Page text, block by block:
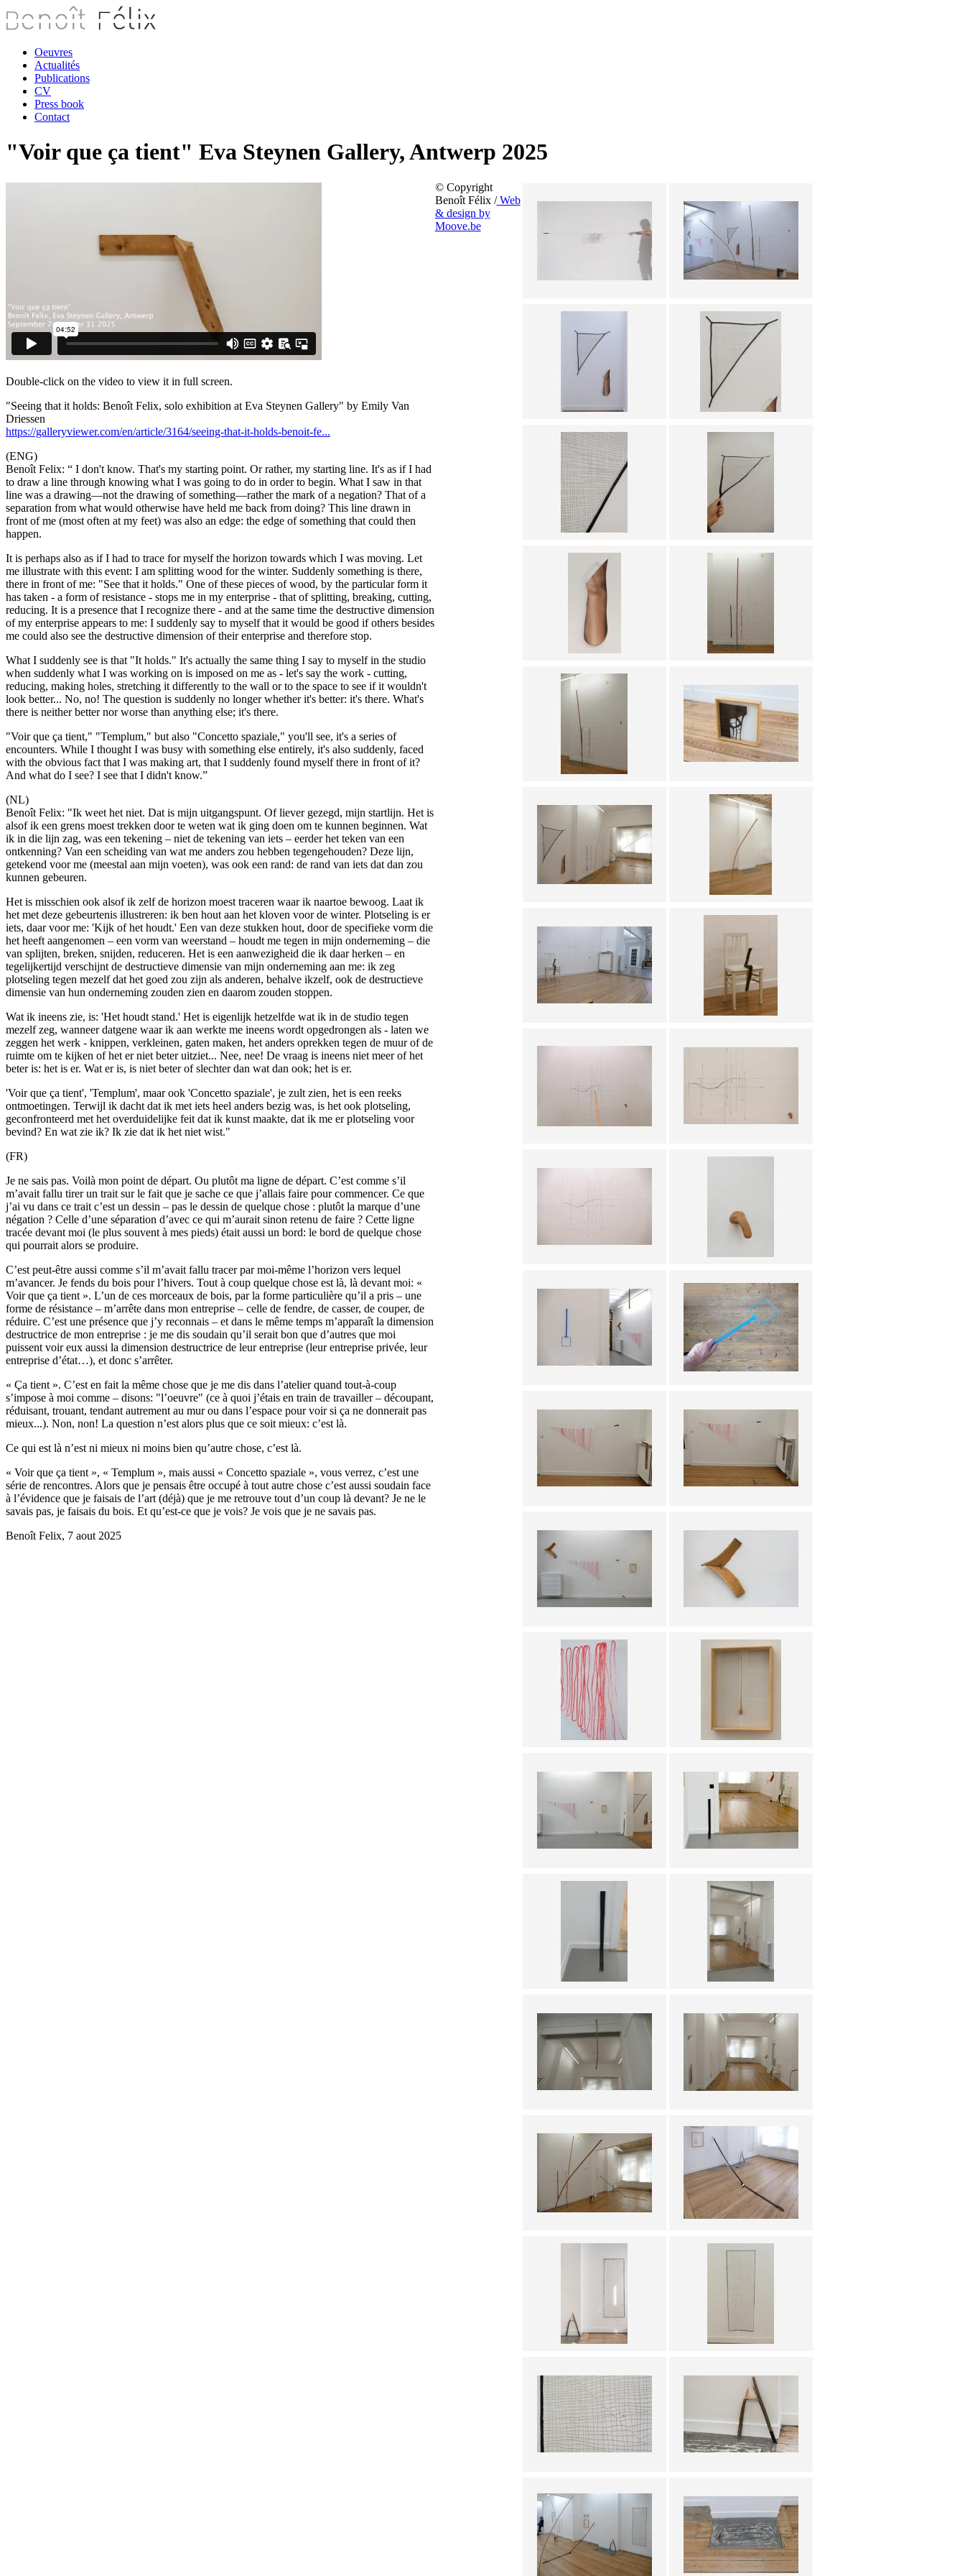
Oeuvres
Actualités
Publications
CV
Press book
Contact
"Voir que ça tient" Eva Steynen Gallery, Antwerp 2025
Double-click on the video to view it in full screen.
"Seeing that it holds: Benoît Felix, solo exhibition at Eva Steynen Gallery" by Emily Van
Driessen
https://galleryviewer.com/en/article/3164/seeing-that-it-holds-benoit-fe...
(ENG)
Benoît Felix: “ I don't know. That's my starting point. Or rather, my starting line. It's as if I had
to draw a line through knowing what I was going to do in order to begin. What I saw in that
line was a drawing—not the drawing of something—rather the mark of a negation? That of a
separation from what would otherwise have held me back from doing? This line drawn in
front of me (most often at my feet) was also an edge: the edge of something that could then
happen.
It is perhaps also as if I had to trace for myself the horizon towards which I was moving. Let
me illustrate with this event: I am splitting wood for the winter. Suddenly something is there,
there in front of me: "See that it holds." One of these pieces of wood, by the particular form it
has taken - a form of resistance - stops me in my enterprise - that of splitting, breaking, cutting,
reducing. It is a presence that I recognize there - and at the same time the destructive dimension
of my enterprise appears to me: I suddenly say to myself that it would be good if others besides
me could also see the destructive dimension of their enterprise and therefore stop.
What I suddenly see is that "It holds." It's actually the same thing I say to myself in the studio
when suddenly what I was working on is imposed on me as - let's say the work - cutting,
reducing, making holes, stretching it differently to the wall or to the space to see if it wouldn't
look better... No, no! The question is suddenly no longer whether it's better: it's there. What's
there is neither better nor worse than anything else; it's there.
"Voir que ça tient," "Templum," but also "Concetto spaziale," you'll see, it's a series of
encounters. While I thought I was busy with something else entirely, it's also suddenly, faced
with the obvious fact that I was making art, that I suddenly found myself there in front of it?
And what do I see? I see that I didn't know.”
(NL)
Benoît Felix: "Ik weet het niet. Dat is mijn uitgangspunt. Of liever gezegd, mijn startlijn. Het is
alsof ik een grens moest trekken door te weten wat ik ging doen om te kunnen beginnen. Wat
ik in die lijn zag, was een tekening – niet de tekening van iets – eerder het teken van een
ontkenning? Van een scheiding van wat me anders zou hebben tegengehouden? Deze lijn,
getekend voor me (meestal aan mijn voeten), was ook een rand: de rand van iets dat dan zou
kunnen gebeuren.
Het is misschien ook alsof ik zelf de horizon moest traceren waar ik naartoe bewoog. Laat ik
het met deze gebeurtenis illustreren: ik ben hout aan het kloven voor de winter. Plotseling is er
iets, daar voor me: 'Kijk of het houdt.' Een van deze stukken hout, door de specifieke vorm die
het heeft aangenomen – een vorm van weerstand – houdt me tegen in mijn onderneming – die
van splijten, breken, snijden, reduceren. Het is een aanwezigheid die ik daar herken – en
tegelijkertijd verschijnt de destructieve dimensie van mijn onderneming aan me: ik zeg
plotseling tegen mezelf dat het goed zou zijn als anderen, behalve ikzelf, ook de destructieve
dimensie van hun onderneming zouden zien en daarom zouden stoppen.
Wat ik ineens zie, is: 'Het houdt stand.' Het is eigenlijk hetzelfde wat ik in de studio tegen
mezelf zeg, wanneer datgene waar ik aan werkte me ineens wordt opgedrongen als - laten we
zeggen het werk - knippen, verkleinen, gaten maken, het anders oprekken tegen de muur of de
ruimte om te kijken of het er niet beter uitziet... Nee, nee! De vraag is ineens niet meer of het
beter is: het is er. Wat er is, is niet beter of slechter dan wat dan ook; het is er.
'Voir que ça tient', 'Templum', maar ook 'Concetto spaziale', je zult zien, het is een reeks
ontmoetingen. Terwijl ik dacht dat ik met iets heel anders bezig was, is het ook plotseling,
geconfronteerd met het overduidelijke feit dat ik kunst maakte, dat ik me er plotseling voor
bevind? En wat zie ik? Ik zie dat ik het niet wist."
(FR)
Je ne sais pas. Voilà mon point de départ. Ou plutôt ma ligne de départ. C’est comme s’il
m’avait fallu tirer un trait sur le fait que je sache ce que j’allais faire pour commencer. Ce que
j’ai vu dans ce trait c’est un dessin – pas le dessin de quelque chose : plutôt la marque d’une
négation ? Celle d’une séparation d’avec ce qui m’aurait sinon retenu de faire ? Cette ligne
tracée devant moi (le plus souvent à mes pieds) était aussi un bord: le bord de quelque chose
qui pourrait alors se produire.
C’est peut-être aussi comme s’il m’avait fallu tracer par moi-même l’horizon vers lequel
m’avancer. Je fends du bois pour l’hivers. Tout à coup quelque chose est là, là devant moi: «
Voir que ça tient ». L’un de ces morceaux de bois, par la forme particulière qu’il a pris – une
forme de résistance – m’arrête dans mon entreprise – celle de fendre, de casser, de couper, de
réduire. C’est une présence que j’y reconnais – et dans le même temps m’apparaît la dimension
destructrice de mon entreprise : je me dis soudain qu’il serait bon que d’autres que moi
puissent voir eux aussi la dimension destructrice de leur entreprise (leur entreprise privée, leur
entreprise d’état…), et donc s’arrêter.
« Ça tient ». C’est en fait la même chose que je me dis dans l’atelier quand tout-à-coup
s’impose à moi comme – disons: "l’oeuvre" (ce à quoi j’étais en train de travailler – découpant,
réduisant, trouant, tendant autrement au mur ou dans l’espace pour voir si ça ne donnerait pas
mieux...). Non, non! La question n’est alors plus que ce soit mieux: c’est là.
Ce qui est là n’est ni mieux ni moins bien qu’autre chose, c’est là.
« Voir que ça tient », « Templum », mais aussi « Concetto spaziale », vous verrez, c’est une
série de rencontres. Alors que je pensais être occupé à tout autre chose c’est aussi soudain face
à l’évidence que je faisais de l’art (déjà) que je me retrouve tout d’un coup là devant? Je ne le
savais pas, je faisais du bois. Et qu’est-ce que je vois? Je vois que je ne savais pas.
Benoît Felix, 7 aout 2025
© Copyright
Benoît Félix /Web
& design by
Moove.be